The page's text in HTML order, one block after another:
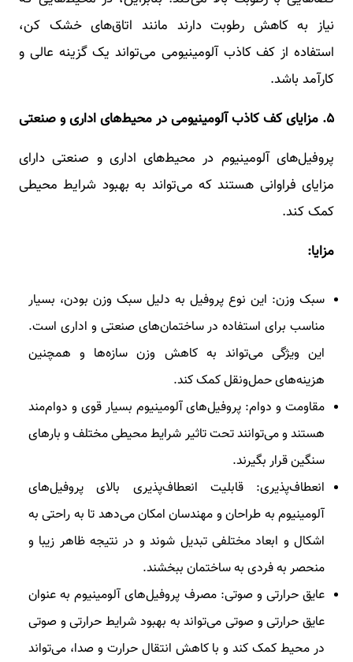
نیاز به کاهش رطوبت دارند مانند اتاق‌های خشک کن،
استفاده از کف کاذب آلومینیومی می‌تواند یک گزینه عالی و
کارآمد باشد.
۵. مزایای کف کاذب آلومینیومی در محیط‌های اداری و صنعتی
پروفیل‌های آلومینیوم در محیط‌های اداری و صنعتی دارای
مزایای فراوانی هستند که می‌تواند به بهبود شرایط محیطی
کمک کند.
مزایا:
سبک وزن: این نوع پروفیل به دلیل سبک وزن بودن، بسیار
مناسب برای استفاده در ساختمان‌های صنعتی و اداری است.
این ویژگی می‌تواند به کاهش وزن سازه‌ها و همچنین
هزینه‌های حمل‌ونقل کمک کند.
مقاومت و دوام: پروفیل‌های آلومینیوم بسیار قوی و دوام‌مند
هستند و می‌توانند تحت تاثیر شرایط محیطی مختلف و بارهای
سنگین قرار بگیرند.
انعطاف‌پذیری: قابلیت انعطاف‌پذیری بالای پروفیل‌های
آلومینیوم به طراحان و مهندسان امکان می‌دهد تا به راحتی به
اشکال و ابعاد مختلفی تبدیل شوند و در نتیجه ظاهر زیبا و
منحصر به فردی به ساختمان ببخشند.
عایق حرارتی و صوتی: مصرف پروفیل‌های آلومینیوم به عنوان
عایق حرارتی و صوتی می‌تواند به بهبود شرایط حرارتی و صوتی
در محیط کمک کند و با کاهش انتقال حرارت و صدا، می‌تواند